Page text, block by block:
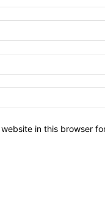
in this browser